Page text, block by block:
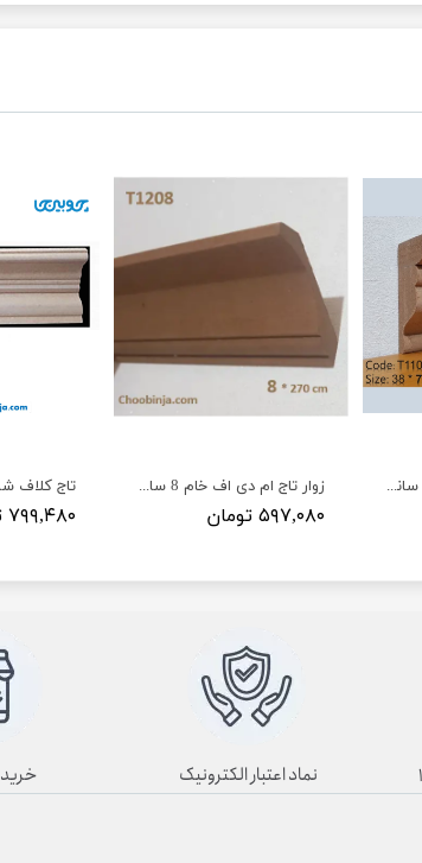
۷۹۹,۴۸۰ تومان
زوار تاج ام دی اف خام 8 سانت T1208 طول 270س
۵۹۷,۰۸۰ تومان
تاج سوبل ام دی اف 7/2 سانت T1106
نماد اعتبار الکترونیک خرید ۱۰۰٪ آنلاین